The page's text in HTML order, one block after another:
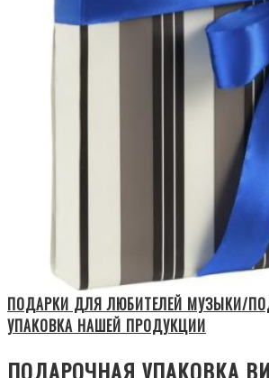
ПОДАРКИ ДЛЯ ЛЮБИТЕЛЕЙ МУЗЫКИ/
УПАКОВКА НАШЕЙ ПРОДУКЦИИ
ПОДАРОЧНАЯ УПАКОВКА